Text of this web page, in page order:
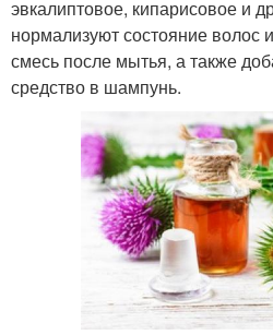
эвкалиптовое, кипарисовое и
нормализуют состояние волос
смесь после мытья, а также
средство в шампунь.